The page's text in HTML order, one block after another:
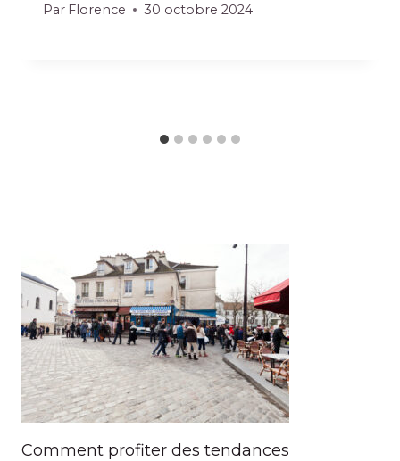
Par Florence 30 octobre 2024
Comment profiter des tendances